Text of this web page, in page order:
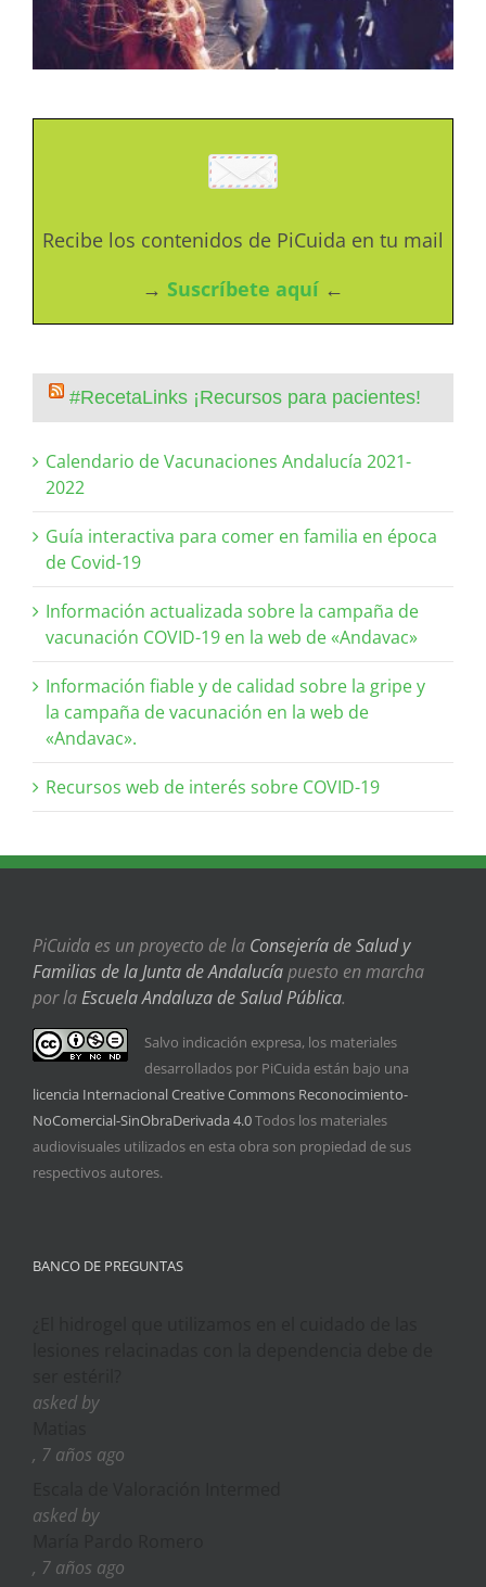
Recibe los contenidos de PiCuida en tu mail
→ Suscríbete aquí ←
#RecetaLinks ¡Recursos para pacientes!
Calendario de Vacunaciones Andalucía 2021-
2022
Guía interactiva para comer en familia en época
de Covid-19
Información actualizada sobre la campaña de
vacunación COVID-19 en la web de «Andavac»
Información fiable y de calidad sobre la gripe y
la campaña de vacunación en la web de
«Andavac».
Recursos web de interés sobre COVID-19
PiCuida es un proyecto de la Consejería de Salud y
Familias de la Junta de Andalucíapuesto en marcha
por laEscuela Andaluza de Salud Pública.
Salvo indicación expresa, los materiales
desarrollados por PiCuida están bajo una
licencia Internacional Creative Commons Reconocimiento-
NoComercial-SinObraDerivada 4.0Todos los materiales
audiovisuales utilizados en esta obra son propiedad de sus
respectivos autores.
BANCO DE PREGUNTAS
asked by
, 7 años ago
asked by
, 7 años ago